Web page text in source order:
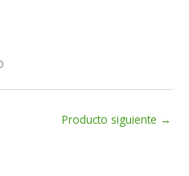
Producto siguiente →